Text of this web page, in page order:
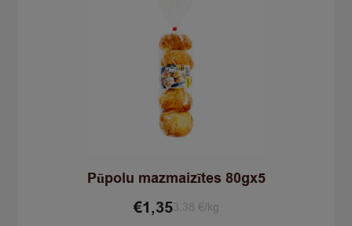
Pūpolu mazmaizītes 80gx5
€1,353.38 €/kg